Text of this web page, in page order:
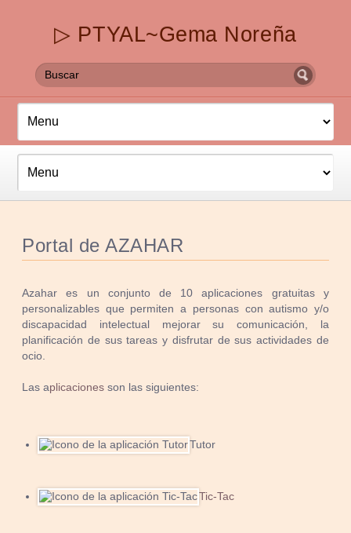
▷ PTYAL~Gema Noreña
Portal de AZAHAR
Azahar es un conjunto de 10 aplicaciones gratuitas y
personalizables que permiten a personas con autismo y/o
discapacidad intelectual mejorar su comunicación, la
planificación de sus tareas y disfrutar de sus actividades de
ocio.
Las aplicacionesson las siguientes:
Tutor
Tic-Tac